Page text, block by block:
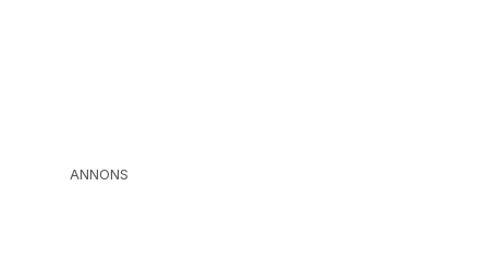
ANNONS